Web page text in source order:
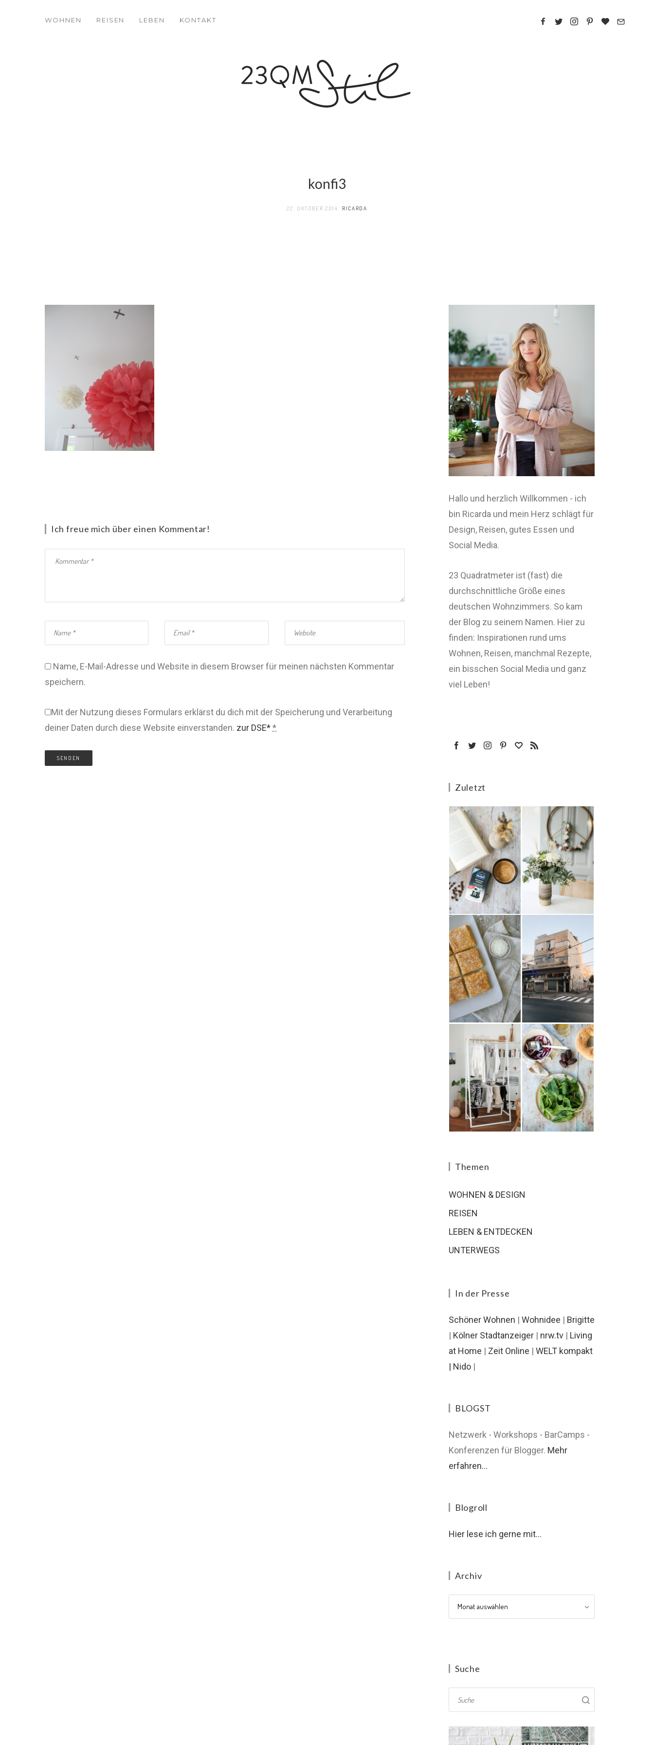
WOHNEN REISEN LEBEN KONTAKT
konfi3
22. OKTOBER 2014 RICARDA
Ich freue mich über einen Kommentar!
Name, E-Mail-Adresse und Website in diesem Browser für meinen nächsten Kommentar
speichern.
Mit der Nutzung dieses Formulars erklärst du dich mit der Speicherung und Verarbeitung
deiner Daten durch diese Website einverstanden. zur DSE**
Hallo und herzlich Willkommen - ich
bin Ricarda und mein Herz schlägt für
Design, Reisen, gutes Essen und
Social Media.
23 Quadratmeter ist (fast) die
durchschnittliche Größe eines
deutschen Wohnzimmers. So kam
der Blog zu seinem Namen. Hier zu
finden: Inspirationen rund ums
Wohnen, Reisen, manchmal Rezepte,
ein bisschen Social Media und ganz
viel Leben!
Zuletzt
Themen
WOHNEN & DESIGN
REISEN
LEBEN & ENTDECKEN
UNTERWEGS
In der Presse
Schöner Wohnen | Wohnidee | Brigitte
| Kölner Stadtanzeiger | nrw.tv | Living
at Home | Zeit Online | WELT kompakt
| Nido |
BLOGST
Netzwerk - Workshops - BarCamps -
Konferenzen für Blogger. Mehr
erfahren...
Blogroll
Hier lese ich gerne mit...
Archiv
Archiv
Suche